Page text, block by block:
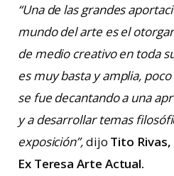
“Una de las grandes
mundo del arte es el
de medio creativo en toda
es muy basta y amplia,
se fue decantando a una
y a desarrollar temas
exposición”,dijo Tito
Ex Teresa Arte Actual.